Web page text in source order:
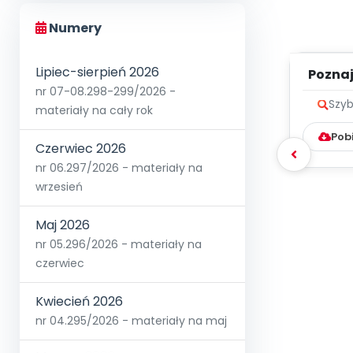
Numery
Lipiec-sierpień 2026
nr 07-08.298-299/2026 -
materiały na cały rok
Czerwiec 2026
nr 06.297/2026 - materiały na
wrzesień
Maj 2026
nr 05.296/2026 - materiały na
czerwiec
Kwiecień 2026
nr 04.295/2026 - materiały na maj